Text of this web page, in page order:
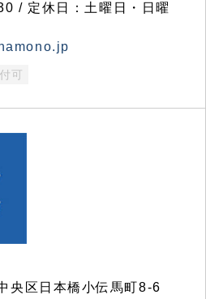
/ 定休日：土曜日・日曜
可
区日本橋小伝馬町8-6